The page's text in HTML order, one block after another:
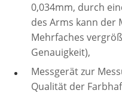
0,034mm, durch
des Arms kann der
Mehrfaches
Genauigkeit),
Messgerät zur
Qualität der